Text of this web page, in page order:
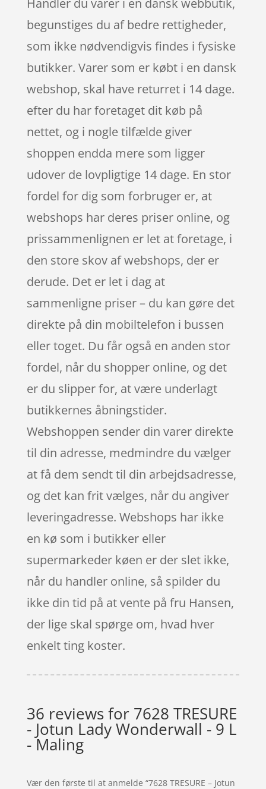
begunstiges du af bedre rettigheder,
som ikke nødvendigvis findes i fysiske
butikker. Varer som er købt i en dansk
webshop, skal have returret i 14 dage.
efter du har foretaget dit køb på
nettet, og i nogle tilfælde giver
shoppen endda mere som ligger
udover de lovpligtige 14 dage. En stor
fordel for dig som forbruger er, at
webshops har deres priser online, og
prissammenlignen er let at foretage, i
den store skov af webshops, der er
derude. Det er let i dag at
sammenligne priser – du kan gøre det
direkte på din mobiltelefon i bussen
eller toget. Du får også en anden stor
fordel, når du shopper online, og det
er du slipper for, at være underlagt
butikkernes åbningstider.
Webshoppen sender din varer direkte
til din adresse, medmindre du vælger
at få dem sendt til din arbejdsadresse,
og det kan frit vælges, når du angiver
leveringadresse. Webshops har ikke
en kø som i butikker eller
supermarkeder køen er der slet ikke,
når du handler online, så spilder du
ikke din tid på at vente på fru Hansen,
der lige skal spørge om, hvad hver
enkelt ting koster.
36 reviews for 7628 TRESURE
- Jotun Lady Wonderwall - 9 L
- Maling
Vær den første til at anmelde “7628 TRESURE – Jotun